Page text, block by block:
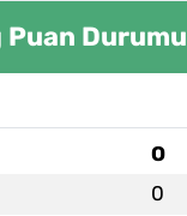
Puan Durumu
O
0